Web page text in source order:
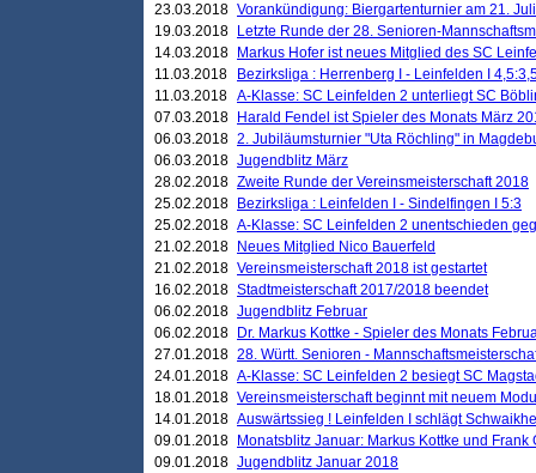
23.03.2018 Vorankündigung: Biergartenturnier am 21.
19.03.2018
Letzte Runde der 28. Senioren-
14.03.2018
Markus Hofer ist neues Mitglied des SC
11.03.2018
Bezirksliga : Herrenberg I - Leinfelden I
11.03.2018 A-Klasse: SC Leinfelden 2 unterliegt SC
07.03.2018
Harald Fendel ist Spieler des Monats März
06.03.2018 2. Jubiläumsturnier "Uta Röchling" in
06.03.2018 Jugendblitz März
28.02.2018 Zweite Runde der Vereinsmeisterschaft 2018
25.02.2018
Bezirksliga : Leinfelden I - Sindelfingen I 5:3
25.02.2018 A-Klasse: SC Leinfelden 2 unentschieden
21.02.2018
Neues Mitglied Nico Bauerfeld
21.02.2018 Vereinsmeisterschaft 2018 ist gestartet
16.02.2018 Stadtmeisterschaft 2017/2018 beendet
06.02.2018 Jugendblitz Februar
06.02.2018
Dr. Markus Kottke - Spieler des Monats
27.01.2018 28. Württ. Senioren -
24.01.2018 A-Klasse: SC Leinfelden 2 besiegt SC
18.01.2018 Vereinsmeisterschaft beginnt mit neuem
14.01.2018 Auswärtssieg ! Leinfelden I schlägt
09.01.2018
Monatsblitz Januar: Markus Kottke und
09.01.2018 Jugendblitz Januar 2018